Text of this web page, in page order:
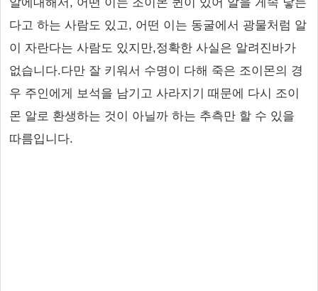
다고 하는 사람도 있고, 어떤 이는 동굴에서 광물처럼 알
이 자란다는 사람도 있지만,정확한 사실은 알려진바가
없습니다.다만 잘 키워서 수명이 다해 죽은 조이몬의 경
우 주인에게 보석을 남기고 사라지기 때문에 다시 조이
몬 알로 환생하는 것이 아닐까 하는 추측만 할 수 있을
따름입니다.